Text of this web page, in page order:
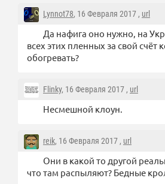
Lynnot78, 16 Февраля 2017 , url
Да нафига оно нужно, на
всех этих пленных за свой счёт
обогревать?
Flinky, 16 Февраля 2017 , url
Несмешной клоун.
reik, 16 Февраля 2017 , url
Они в какой то другой
что там распыляют? Бедные